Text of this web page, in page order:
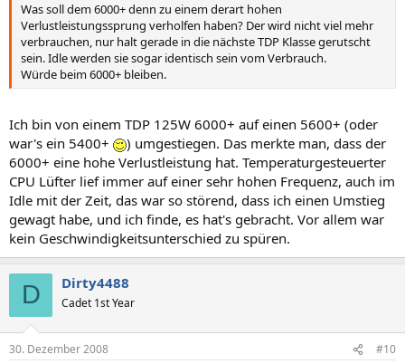
Was soll dem 6000+ denn zu einem derart hohen
Verlustleistungssprung verholfen haben? Der wird nicht viel mehr
verbrauchen, nur halt gerade in die nächste TDP Klasse gerutscht
sein. Idle werden sie sogar identisch sein vom Verbrauch.
Würde beim 6000+ bleiben.
Ich bin von einem TDP 125W 6000+ auf einen 5600+ (oder
war's ein 5400+
) umgestiegen. Das merkte man, dass der
6000+ eine hohe Verlustleistung hat. Temperaturgesteuerter
CPU Lüfter lief immer auf einer sehr hohen Frequenz, auch im
Idle mit der Zeit, das war so störend, dass ich einen Umstieg
gewagt habe, und ich finde, es hat's gebracht. Vor allem war
kein Geschwindigkeitsunterschied zu spüren.
D Dirty4488
Cadet 1st Year
30. Dezember 2008 #10